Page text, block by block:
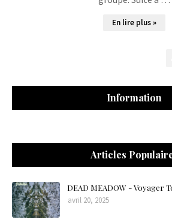
En lire plus »
Information
Articles
DEAD MEADOW - Voyager
avril 20, 2025